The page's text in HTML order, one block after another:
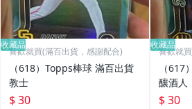
收藏品
喜歡就買(滿百出貨，感謝配合)
（618）Topps棒球 滿百出貨
教士
$ 30
收藏品
喜歡就
（
釀酒人
$ 30